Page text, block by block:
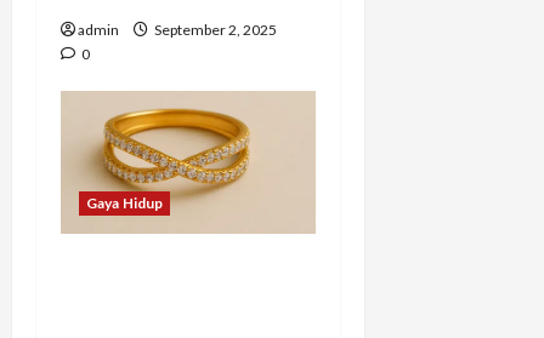
admin
September 2, 2025
0
Gaya Hidup